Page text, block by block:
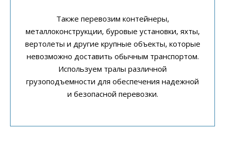
Также перевозим контейнеры,
металлоконструкции, буровые установки, яхты,
вертолеты и другие крупные объекты, которые
невозможно доставить обычным транспортом.
Используем тралы различной
грузоподъемности для обеспечения надежной
и безопасной перевозки.